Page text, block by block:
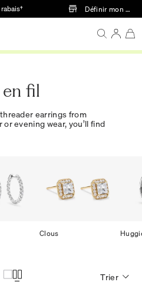
Passer au contenu principal
Définir mon
fil
earrings from
evening wear, you’ll find
Clous
Trier